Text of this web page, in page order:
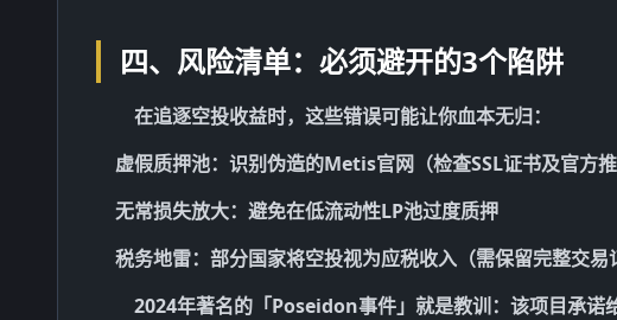
四、风险清单：必须避开的3个陷阱
在追逐空投收益时，这些错误可能让你血本无归：
虚假质押池：识别伪造的Metis官网（检查SSL证书及官方推
无常损失放大：避免在低流动性LP池过度质押
税务地雷：部分国家将空投视为应税收入（需保留完整交易
2024年著名的「Poseidon事件」就是教训：该项目承诺